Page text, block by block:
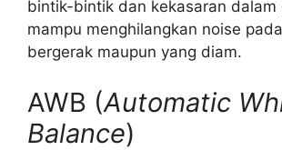
bintik-bintik dan kekasaran dalam
mampu menghilangkan noise
bergerak maupun yang diam.
AWB (Automatic
Balance)